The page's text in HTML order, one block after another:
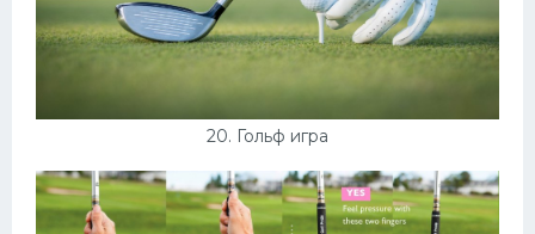
20. Гольф игра